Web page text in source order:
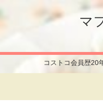
マ
コストコ会員歴20